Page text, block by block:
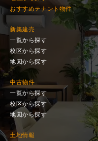
おすすめテナント物件
新築建売
一覧から探す
校区から探す
地図から探す
中古物件
一覧から探す
校区から探す
地図から探す
土地情報